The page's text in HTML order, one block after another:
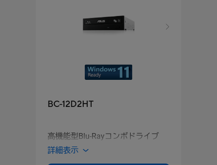
BC-12D2HT
高機能型Blu-Rayコンボドライブ
詳細表示